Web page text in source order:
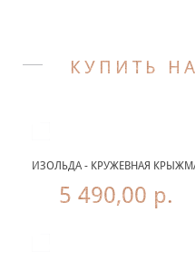
КУПИТЬ
ИЗОЛЬДА - КРУЖЕВНАЯ
5 490,00 р.